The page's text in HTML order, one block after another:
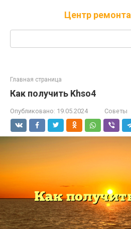
Центр ремонта
Поиск:
Главная страница
Как получить Khso4
Опубликовано: 19.05.2024 Советы